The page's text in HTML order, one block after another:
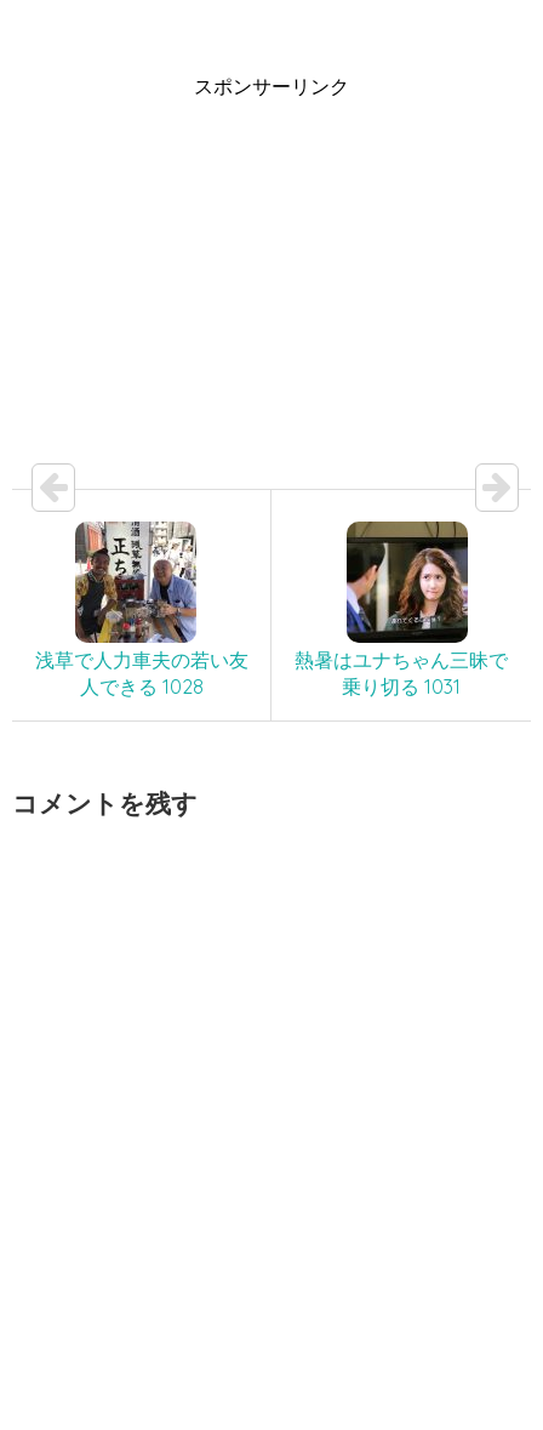
スポンサーリンク
浅草で人力車夫の若い友
人できる 1028
熱暑はユナちゃん三昧で
乗り切る 1031
コメントを残す